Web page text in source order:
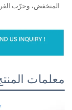
المنخفض، وجرّب
معلمات